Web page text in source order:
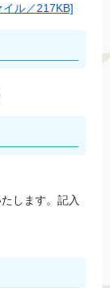
ル／217KB]
します。記入